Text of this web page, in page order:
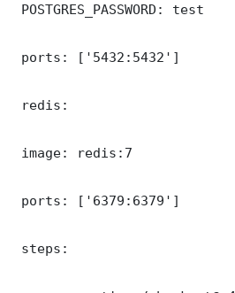
POSTGRES_PASSWORD: test
ports: ['5432:5432']
redis:
image: redis:7
ports: ['6379:6379']
steps: